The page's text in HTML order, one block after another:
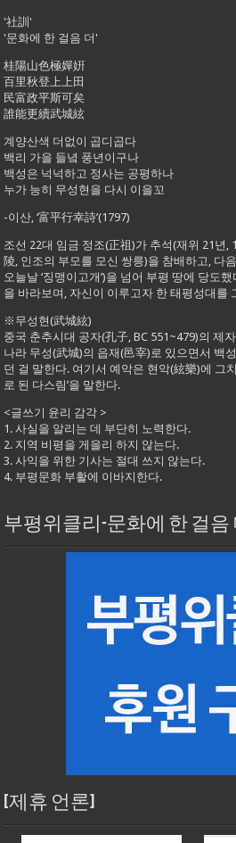
'社訓'
'문화에 한 걸음 더'
桂陽山色極嬋姸
百里秋登上上田
民富政平斯可矣
誰能更續武城絃
계양산색 더없이 곱디곱다
백리 가을 들녘 풍년이구나
백성은 넉넉하고 정사는 공평하나
누가 능히 무성현을 다시 이을꼬
-이산, ‘富平行幸詩’(1797)
조선 22대 임금 정조(正祖)가 추석(재위 21년,
陵, 인조의 부모를 모신 쌍릉)을 참배하고, 다
오늘날 ‘징맹이고개’)을 넘어 부평 땅에 당도
을 바라보며, 자신이 이루고자 한 태평성대를
※무성현(武城絃)
중국 춘추시대 공자(孔子, BC 551~479)의 제
나라 무성(武城)의 읍재(邑宰)로 있으면서 백
던 걸 말한다. 여기서 예악은 현악(絃樂)에 그
로 된 다스림’을 말한다.
<글쓰기 윤리 감각 >
1. 사실을 알리는 데 부단히 노력한다.
2. 지역 비평을 게을리 하지 않는다.
3. 사익을 위한 기사는 절대 쓰지 않는다.
4. 부평문화 부활에 이바지한다.
부평위클리-문화에 한 걸음
[제휴 언론]